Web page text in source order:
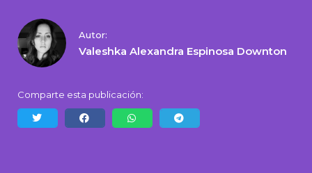
Autor:
Valeshka Alexandra Espinosa Downton
Comparte esta publicación: